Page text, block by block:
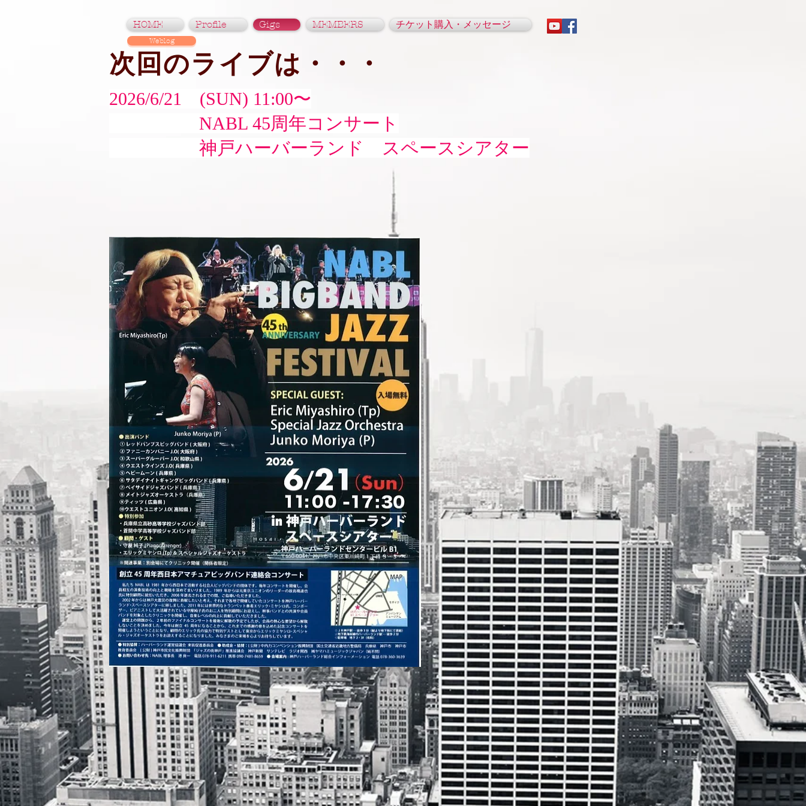
HOME Profile Gigs MEMBERS チケット購入・メッセージ
Weblog
次回のライブは・・・
2026/6/21 (SUN) 11:00〜
NABL 45周年コンサート
神戸ハーバーランド スペースシアター